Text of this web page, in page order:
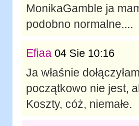
MonikaGamble ja
podobno normalne....
Efiaa 04 Sie 10:16
Ja właśnie
początkowo nie jest,
Koszty, cóż, niemałe.